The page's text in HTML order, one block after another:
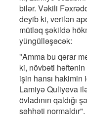
bilər. Vəkili
deyib ki, verilən
mütləq şəkildə
yüngülləşəcək:
"Amma bu qərar
ki, növbəti
işin hansı hakimin
Lamiyə Quliyeva
övladının qaldığı
səhhəti normaldır".